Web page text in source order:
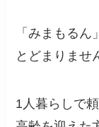
「みまもる
とどまりませ
1人暮らしで